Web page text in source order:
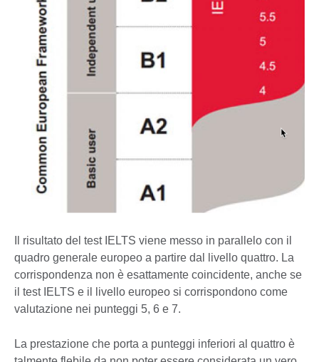
Il risultato del test IELTS viene messo in parallelo con il
quadro generale europeo a partire dal livello quattro. La
corrispondenza non è esattamente coincidente, anche se
il test IELTS e il livello europeo si corrispondono come
valutazione nei punteggi 5, 6 e 7.
La prestazione che porta a punteggi inferiori al quattro è